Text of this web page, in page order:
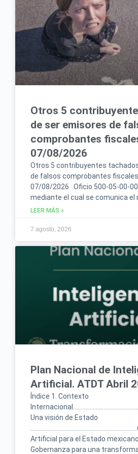
Otros 5
de ser emisores de
comprobantes
07/08/2026
Otros 5 contribuyentes
de falsos comprobantes fiscales
07/08/2026 Oficio 500-05-00-
mediante el cual se comunica el
LEER MÁS »
7 agosto, 2026
Plan Nacional de
Artificial. ATDT Abril
Índice 1. Contexto
Una visión de Estado
Artificial para el Estado
Gobernanza para una